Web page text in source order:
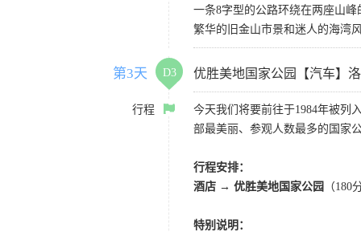
一条8字型的公路环绕在两座山
繁华的旧金山市景和迷人的海湾
第3天 D3 优胜美地国家公园【汽车】
行程
今天我们将要前往于1984年被列
部最美丽、参观人数最多的国家
行程安排：
酒店 → 优胜美地国家公园 （
特别说明：